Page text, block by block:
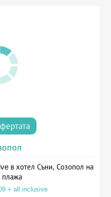
в хотел Съни, Созопол на
плажа
+ all inclusive